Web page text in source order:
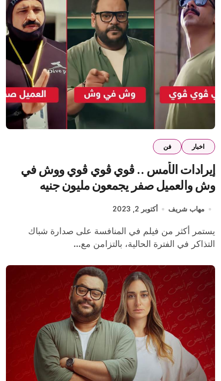
اخبار فن
إيرادات الأمس .. ڤوي ڤوي ڤوي ووش في
وش والعميل صفر يجمعون مليون جنيه
مهاب شريف أكتوبر 2, 2023
يستمر أكثر من فيلم في المنافسة على صدارة شباك
التذاكر في الفترة الحالية، بالتزامن مع...